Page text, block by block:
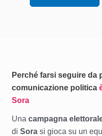
Perché farsi seguire da
comunicazione politica
Sora
Una campagna
di Sora si gioca su un